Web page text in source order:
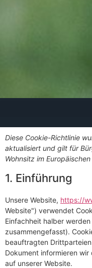
Diese Cookie-Richtlinie
aktualisiert und gilt für
Wohnsitz im
1. Einführung
Unsere Website, https://
Website") verwendet
Einfachheit halber
zusammengefasst).
beauftragten
Dokument informieren
auf unserer Website.